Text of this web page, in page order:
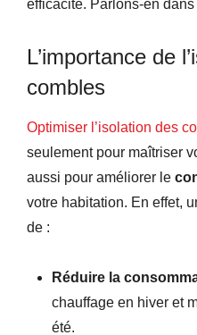
efficacité. Parlons-en dans
L’importance de
combles
Optimiser l’isolation des
seulement pour maîtriser
aussi pour améliorer le
votre habitation. En effet,
de :
Réduire la
chauffage en hiver et
été.